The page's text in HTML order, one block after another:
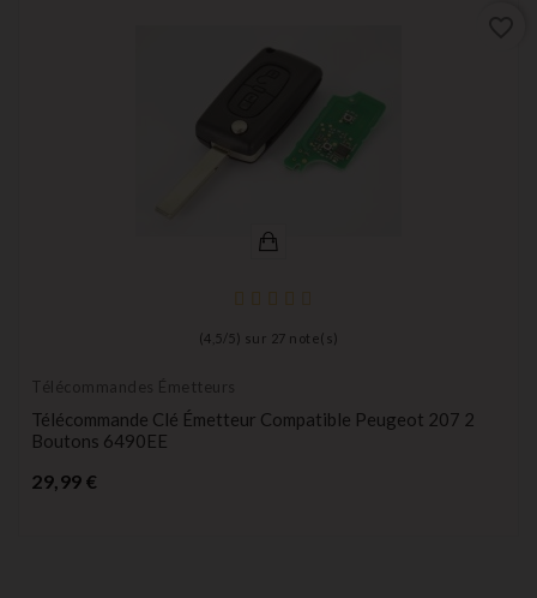
(4,5 / 5) sur 27 note(s)
Télécommandes Émetteurs
Télécommande Clé Émetteur Compatible Peugeot 207 2
Boutons 6490EE
29,99 €